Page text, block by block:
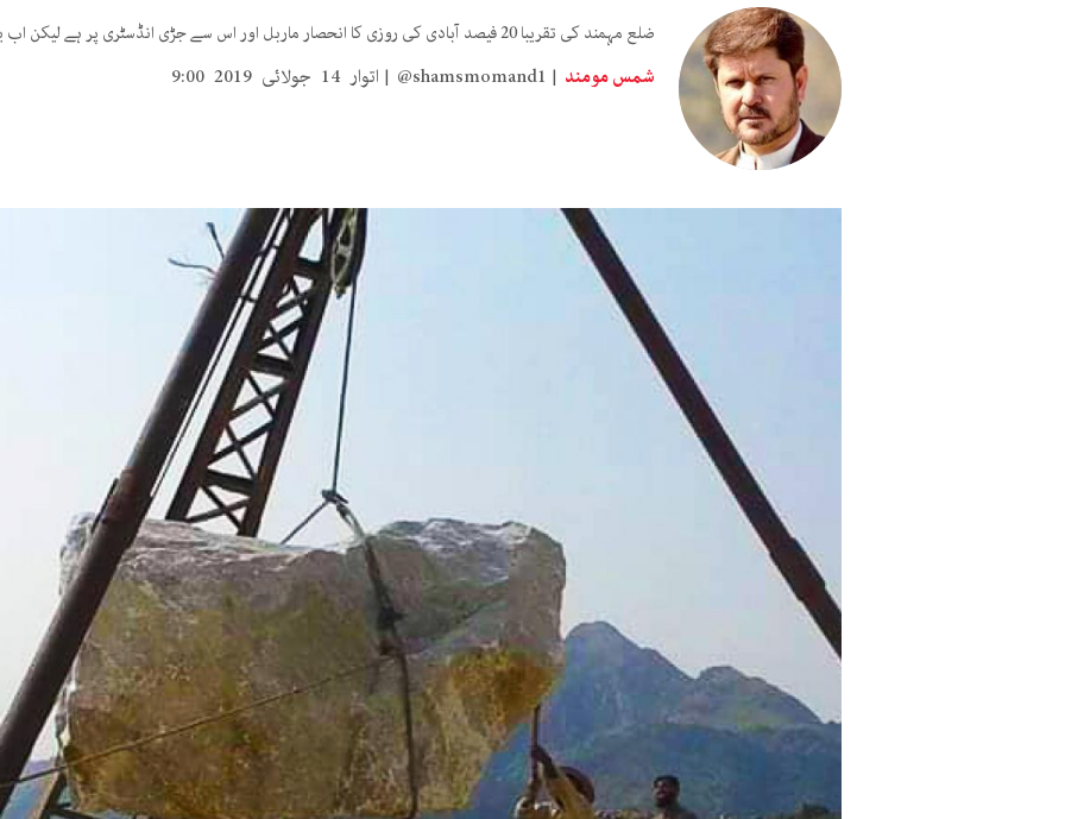
ضلع مہمند کی تقریبا 20 فیصد آبادی کی روزی کا انحصار ماربل اور اس سے جڑی انڈسٹری پر ہے لیکن اب یہ سب خطرے سے دوچار ہیں۔
شمس مومند @shamsmomand1 اتوار 14 جولائی 2019 9:00